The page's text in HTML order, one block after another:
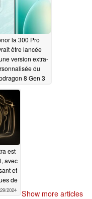
la 300 Pro
être lancée
version extra-
du
8 Gen 3
11/30/2024
est
avec
et
de
2024 Show more articles